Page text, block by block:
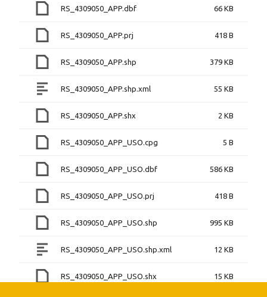
RS_4309050_APP.dbf 66 KB
RS_4309050_APP.prj 418 B
RS_4309050_APP.shp 379 KB
RS_4309050_APP.shp.xml 55 KB
RS_4309050_APP.shx 2 KB
RS_4309050_APP_USO.cpg 5 B
RS_4309050_APP_USO.dbf 586 KB
RS_4309050_APP_USO.prj 418 B
RS_4309050_APP_USO.shp 995 KB
RS_4309050_APP_USO.shp.xml 12 KB
RS_4309050_APP_USO.shx 15 KB